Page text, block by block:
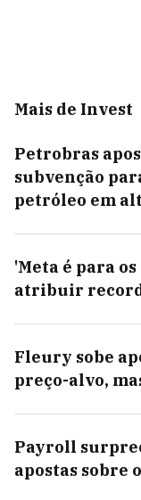
Mais de Invest
Petrobras
subvenção
petróleo em
'Meta é para
atribuir
Fleury sobe
preço-alvo,
Payroll
apostas sobre